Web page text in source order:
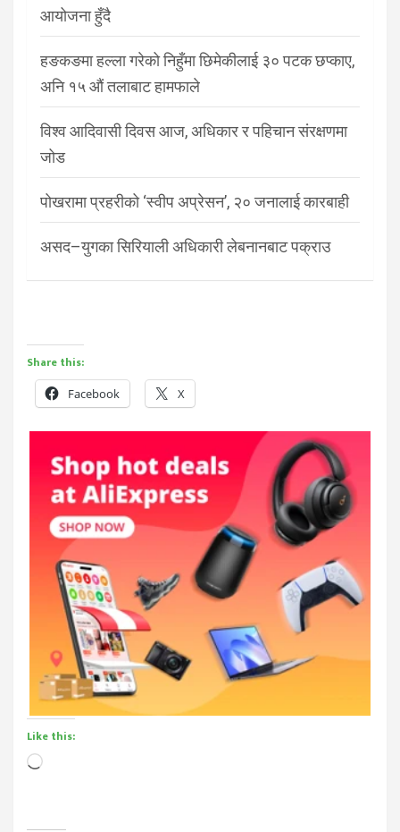
आयोजना हुँदै
हङकङमा हल्ला गरेको निहुँमा छिमेकीलाई ३० पटक छप्काए,
अनि १५ औं तलाबाट हामफाले
विश्व आदिवासी दिवस आज, अधिकार र पहिचान संरक्षणमा
जोड
पोखरामा प्रहरीको ‘स्वीप अप्रेसन’, २० जनालाई कारबाही
असद–युगका सिरियाली अधिकारी लेबनानबाट पक्राउ
Share this:
Facebook X
Like this:
Loading…